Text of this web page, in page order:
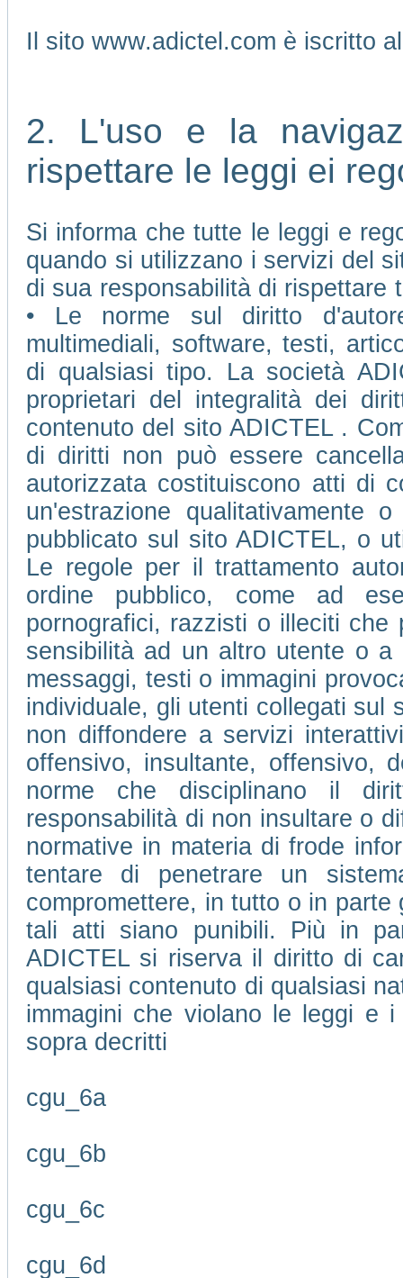
Il sito www.adictel.com è iscritto
2. L'uso e la
rispettare le leggi ei
Si informa che tutte le leggi e
quando si utilizzano i servizi del
di sua responsabilità di rispettare
• Le norme sul diritto
multimediali, software, testi,
di qualsiasi tipo. La società
proprietari del integralità dei
contenuto del sito ADICTEL .
di diritti non può essere
autorizzata costituiscono atti di
un'estrazione qualitativamente
pubblicato sul sito ADICTEL, o
Le regole per il trattamento
ordine pubblico, come ad
pornografici, razzisti o illeciti che
sensibilità ad un altro utente o a
messaggi, testi o immagini
individuale, gli utenti collegati sul
non diffondere a servizi
offensivo, insultante, offensivo,
norme che disciplinano il
responsabilità di non insultare o
normative in materia di frode
tentare di penetrare un
compromettere, in tutto o in
tali atti siano punibili. Più in
ADICTEL si riserva il diritto di
qualsiasi contenuto di qualsiasi
immagini che violano le leggi e
sopra decritti
cgu_6a
cgu_6b
cgu_6c
cgu_6d